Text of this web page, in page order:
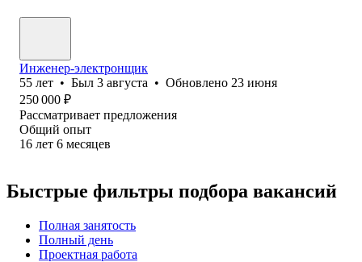
Инженер-электронщик
55 лет • Был 3 августа • Обновлено 23 июня
250 000 ₽
Рассматривает предложения
Общий опыт
16 лет 6 месяцев
Быстрые фильтры подбора вакансий
Полная занятость
Полный день
Проектная работа